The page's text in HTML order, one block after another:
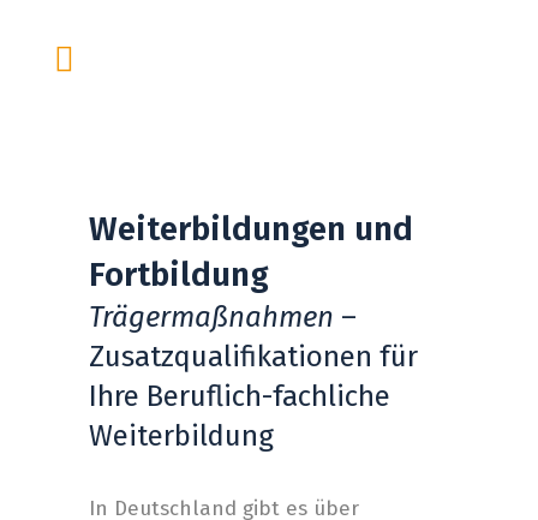
Weiterbildungen und
Fortbildung
Trägermaßnahmen –
Zusatzqualifikationen für
Ihre Beruflich-fachliche
Weiterbildung
In Deutschland gibt es über